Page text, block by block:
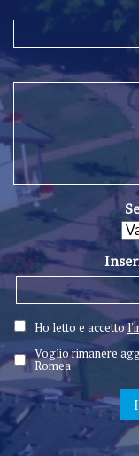
Ho letto e accetto
Voglio rimanere
Romea